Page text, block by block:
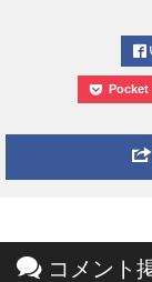
Pocket
コメント